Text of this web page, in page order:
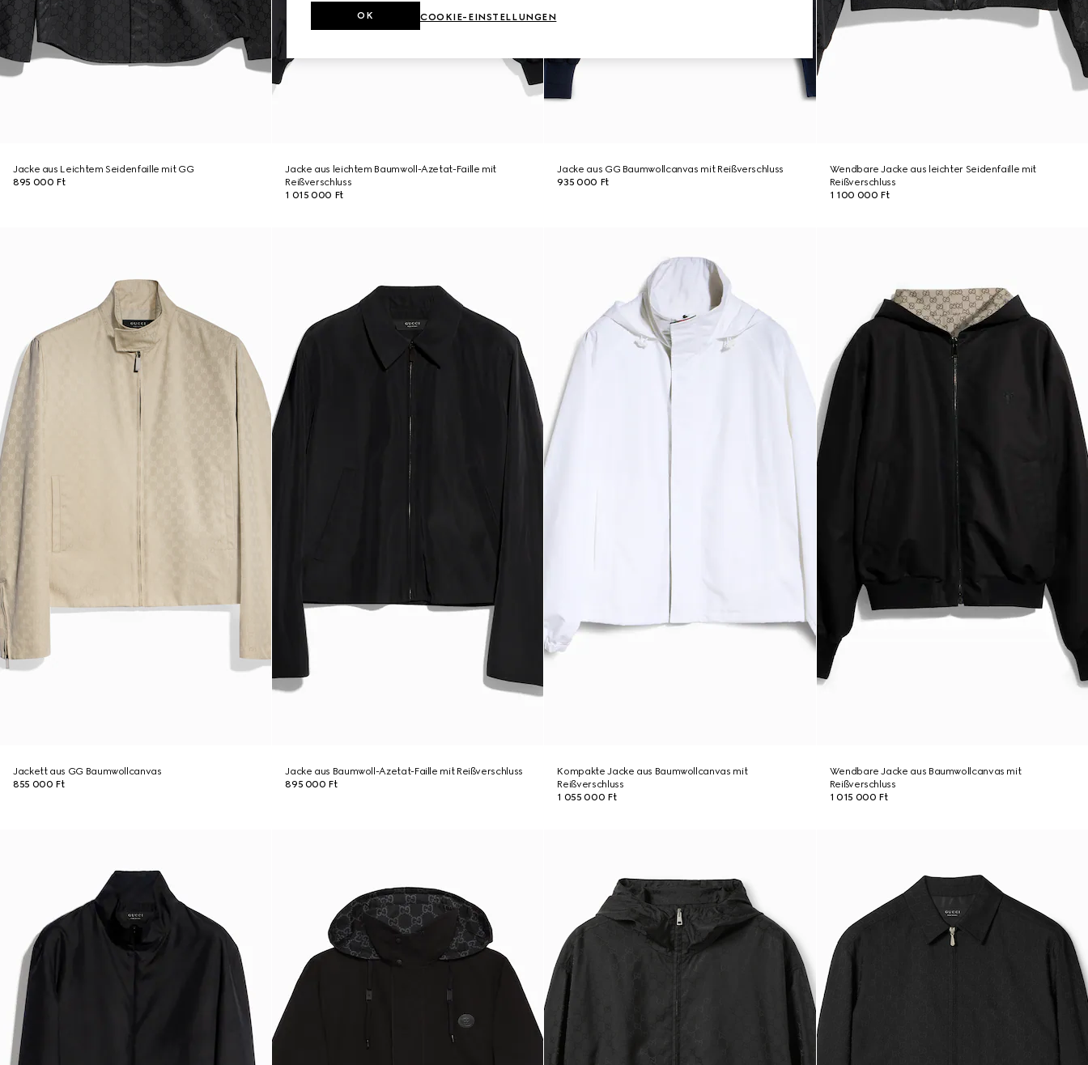
Jacke aus Leichtem Seidenfaille mit GG
895 000 Ft
Jacke aus leichtem Baumwoll-Azetat-Faille mit
Reißverschluss
1 015 000 Ft
Jacke aus GG Baumwollcanvas mit Reißverschluss
935 000 Ft
Wendbare Jacke aus leichter Seidenfaille mit
Reißverschluss
1 100 000 Ft
Jackett aus GG Baumwollcanvas
855 000 Ft
Jacke aus Baumwoll-Azetat-Faille mit Reißverschluss
895 000 Ft
Kompakte Jacke aus Baumwollcanvas mit
Reißverschluss
1 055 000 Ft
Wendbare Jacke aus Baumwollcanvas mit
Reißverschluss
1 015 000 Ft
COOKIE-EINSTELLUNGEN
OK